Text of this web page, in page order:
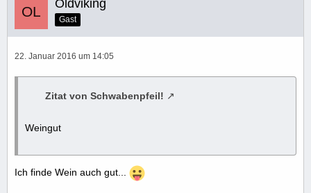
Oldviking
Gast
22. Januar 2016 um 14:05
Zitat von Schwabenpfeil!
Weingut
Ich finde Wein auch gut...